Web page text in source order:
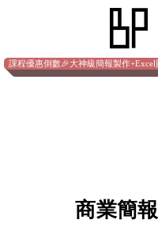
課程優惠倒數🎉大神級簡報製作+Excel
商業簡